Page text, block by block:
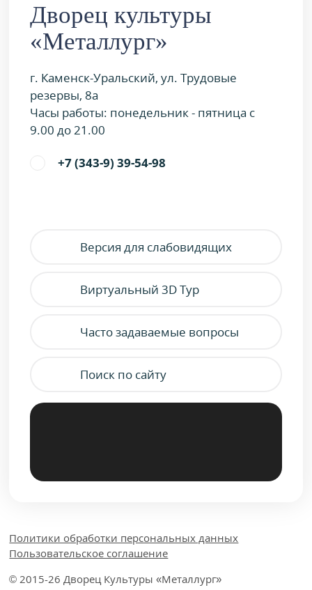
Дворец культуры
«Металлург»
г. Каменск-Уральский, ул. Трудовые
резервы, 8а
Часы работы: понедельник - пятница с
9.00 до 21.00
+7 (343-9) 39-54-98
Версия для слабовидящих
Виртуальный 3D Тур
Часто задаваемые вопросы
Поиск по сайту
Политики обработки персональных данных
Пользовательское соглашение
© 2015-26 Дворец Культуры «Металлург»